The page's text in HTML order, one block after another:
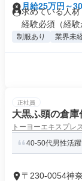
月給25万円～
求めている人
経験必須（経験
制服あり 業界未
正社員
大黒ふ頭の倉
トーヨーエキスプレ
40-50代男性活
〒230-0054神